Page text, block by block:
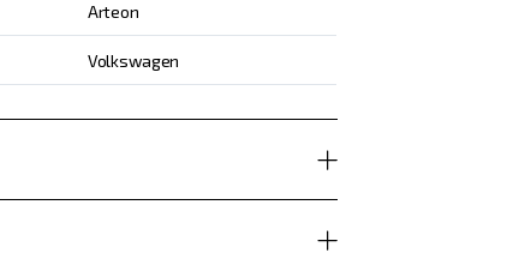
Arteon
Volkswagen